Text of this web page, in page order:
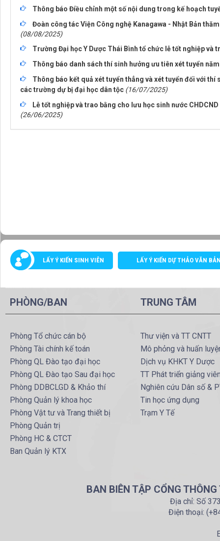
Thông báo Điều chỉnh một số nội dung trong kế hoạch
Đoàn công tác Viện Công nghệ Kanagawa - Nhật Bản
(08/08/2025)
Trường Đại học Y Dược Thái Bình tổ chức lễ tốt nghiệp và
Thông báo danh sách thí sinh hưởng ưu tiên xét tuyển
Thông báo kết quả xét tuyển thẳng và xét tuyển đối với
các trường dự bị đại học dân tộc (16/07/2025)
Lễ tốt nghiệp và trao bằng cho lưu học sinh nước
(26/06/2025)
LẤY Ý KIẾN SINH VIÊN LẤY Ý KIẾN DỰ THẢO VĂN
PHÒNG/BAN
Phòng Tổ chức cán bộ
Phòng Tài chính kế toán
Phòng QL Đào tạo đại học
Phòng QL Đào tạo Sau đại học
Phòng DDBCLGD & Khảo thí
Phòng Quản lý khoa học
Phòng Vật tư và Trang thiết bị
Phòng Quản trị
Phòng HC & CTCT
Ban Quản lý KTX
TRUNG TÂM
Thư viện và TT CNTT
Mô phỏng và huấn
Dịch vụ KHKT Y Dược
TT Phát triển giảng
Nghiên cứu Dân số &
Tin học ứng dụng
Trạm Y Tế
BAN BIÊN TẬP CỔNG
Địa chỉ: Số
Điện thoại: